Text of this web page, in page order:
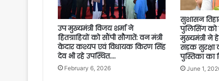
उप मुख्यमंत्री विजय शर्मा ने
हितग्राहियों को सौंपी सौगातें: वन मंत्री
केदार कश्यप एवं विधायक किरण सिंह
देव भी रहे उपस्थित….
February 6, 2026
सुशासन
पुलिसिंग को
मुख्यमंत्री ने
सड़क सुरक्षा
पुस्तिका का
June 1,